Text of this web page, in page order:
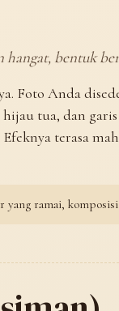
hangat, bentuk
Foto Anda
tua, dan garis
terasa
yang ramai,